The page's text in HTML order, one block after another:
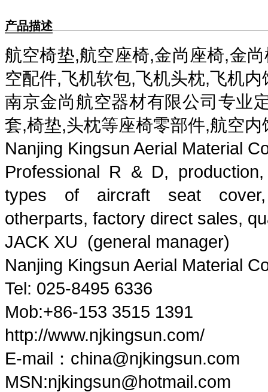
产品描述
航空椅垫,航空座椅,金尚座椅,金
空配件,飞机软包,飞机头枕,飞机
南京金尚航空器材有限公司专业
套,椅垫,头枕等座椅零部件,航空
Nanjing Kingsun Aerial Material
Professional R & D, production,
types of
aircraft
seat cover,
otherparts, factory direct sales,
JACK XU (general manager)
Nanjing Kingsun Aerial Material
Tel: 025-8495 6336
Mob:+86-153 3515 1391
http://www.njkingsun.com/
E-mail：china@njkingsun.com
MSN:njkingsun@hotmail.com